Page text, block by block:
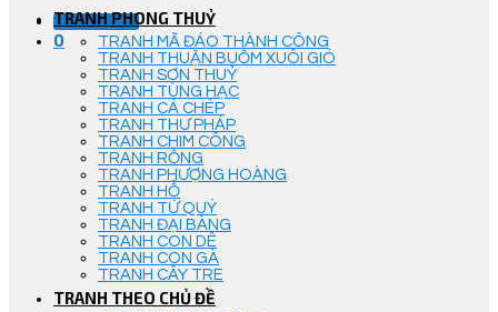
Góc Tư Vấn
0
TRANH PHONG THUỶ
TRANH MÃ ĐÁO THÀNH CÔNG
TRANH THUẬN BUỒM XUÔI GIÓ
TRANH SƠN THUỶ
TRANH TÙNG HẠC
TRANH CÁ CHÉP
TRANH THƯ PHÁP
TRANH CHIM CÔNG
TRANH RỒNG
TRANH PHƯỢNG HOÀNG
TRANH HỔ
TRANH TỨ QUÝ
TRANH ĐẠI BÀNG
TRANH CON DÊ
TRANH CON GÀ
TRANH CÂY TRE
TRANH THEO CHỦ ĐỀ